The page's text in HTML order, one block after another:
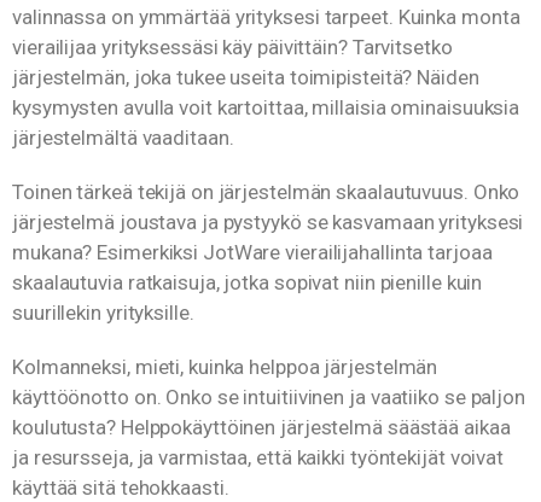
valinnassa on ymmärtää yrityksesi tarpeet. Kuinka monta
vierailijaa yrityksessäsi käy päivittäin? Tarvitsetko
järjestelmän, joka tukee useita toimipisteitä? Näiden
kysymysten avulla voit kartoittaa, millaisia ominaisuuksia
järjestelmältä vaaditaan.
Toinen tärkeä tekijä on järjestelmän skaalautuvuus. Onko
järjestelmä joustava ja pystyykö se kasvamaan yrityksesi
mukana? Esimerkiksi JotWare vierailijahallinta tarjoaa
skaalautuvia ratkaisuja, jotka sopivat niin pienille kuin
suurillekin yrityksille.
Kolmanneksi, mieti, kuinka helppoa järjestelmän
käyttöönotto on. Onko se intuitiivinen ja vaatiiko se paljon
koulutusta? Helppokäyttöinen järjestelmä säästää aikaa
ja resursseja, ja varmistaa, että kaikki työntekijät voivat
käyttää sitä tehokkaasti.